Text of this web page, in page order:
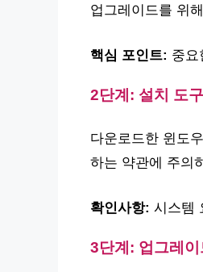
업그레이드를 위
핵심 포인트: 중요
2단계: 설치 도
다운로드한 윈도
하는 약관에 주의
확인사항: 시스템
3단계: 업그레이